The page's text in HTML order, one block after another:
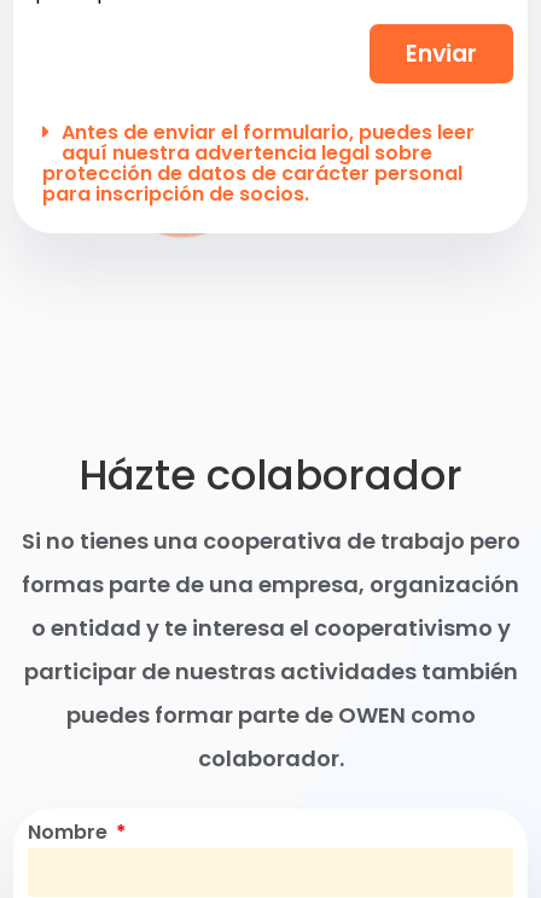
Enviar
Antes de enviar el formulario, puedes leer
aquí nuestra advertencia legal sobre
protección de datos de carácter personal
para inscripción de socios.
Házte colaborador
Si no tienes una cooperativa de trabajo pero
formas parte de una empresa, organización
o entidad y te interesa el cooperativismo y
participar de nuestras actividades también
puedes formar parte de OWEN como
colaborador.
Nombre